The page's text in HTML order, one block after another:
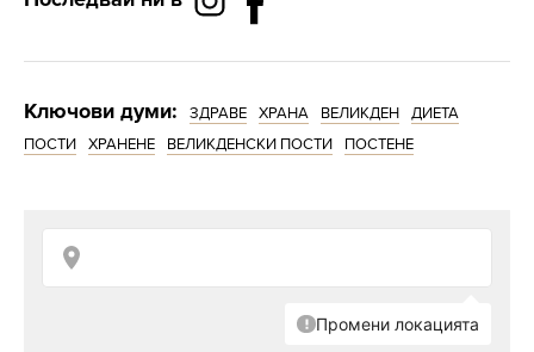
бялата сол и пържените храни;
Пийте достатъчно количество вода, като
Ключови думи: ЗДРАВЕ ХРАНА ВЕЛИКДЕН
ДИЕТА
ПОСТИ
ХРАНЕНЕ ВЕЛИКДЕНСКИ ПОСТИ ПОСТЕНЕ